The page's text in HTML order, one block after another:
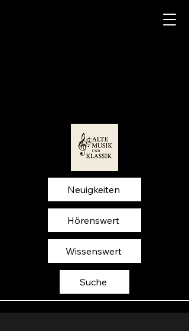
Neuigkeiten
Hörenswert
Wissenswert
Suche